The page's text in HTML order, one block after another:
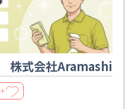
株式会社Aramashi
＋